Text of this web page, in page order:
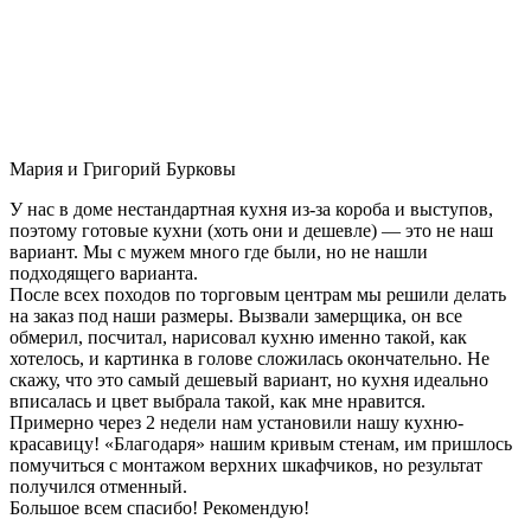
Мария и Григорий Бурковы
У нас в доме нестандартная кухня из-за короба и выступов,
поэтому готовые кухни (хоть они и дешевле) — это не наш
вариант. Мы с мужем много где были, но не нашли
подходящего варианта.
После всех походов по торговым центрам мы решили делать
на заказ под наши размеры. Вызвали замерщика, он все
обмерил, посчитал, нарисовал кухню именно такой, как
хотелось, и картинка в голове сложилась окончательно. Не
скажу, что это самый дешевый вариант, но кухня идеально
вписалась и цвет выбрала такой, как мне нравится.
Примерно через 2 недели нам установили нашу кухню-
красавицу! «Благодаря» нашим кривым стенам, им пришлось
помучиться с монтажом верхних шкафчиков, но результат
получился отменный.
Большое всем спасибо! Рекомендую!